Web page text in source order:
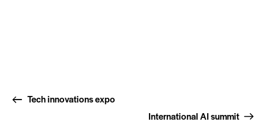
Tech innovations expo
International AI summit